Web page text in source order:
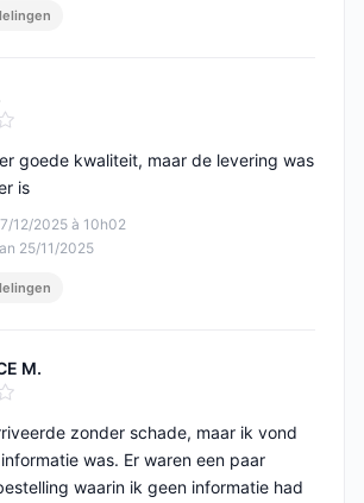
4 van 5
12/2025 à 10h02
25/11/2025
goede kwaliteit, maar de levering was
is
M.
4 van 5
zonder schade, maar ik vond
was. Er waren een paar
waarin ik geen informatie had